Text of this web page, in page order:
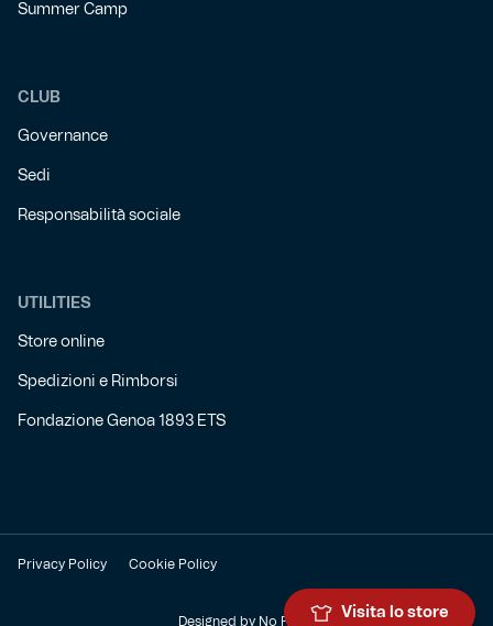
Summer Camp
CLUB
Governance
Sedi
Responsabilità sociale
UTILITIES
Store online
Spedizioni e Rimborsi
Fondazione Genoa 1893 ETS
Privacy Policy Cookie Policy
Designed by No Panic
Visita lo store